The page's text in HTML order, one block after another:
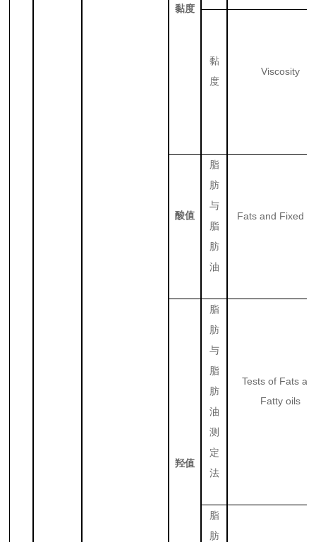
黏度
黏
度
Viscosity
酸值
脂
肪
与
脂
肪
油
Fats and Fixed
羟值
脂
肪
与
脂
肪
油
测
定
法
Tests of Fats
Fatty oils
脂
肪